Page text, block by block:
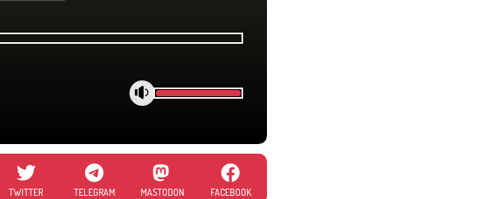
TWITTER TELEGRAM MASTODON FACEBOOK